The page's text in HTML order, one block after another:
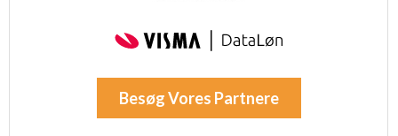
Besøg Vores Partnere